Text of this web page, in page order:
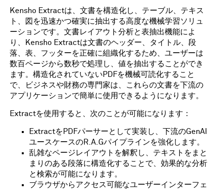
Kensho Extractは、文書を構造化し、テーブル、テキス
ト、図を迅速かつ確実に抽出する高度な機械学習ソリュ
ーションです。文書レイアウト分析と表抽出機能によ
り、Kensho Extractは文書のヘッダー、タイトル、段
落、表、フッターを正確に組織化するため、ユーザーは
数百ページから数秒で処理し、値を抽出することができ
ます。構造化されていないPDFを機械可読化すること
で、ビジネスや財務の専門家は、これらの文書を下流の
アプリケーションで簡単に使用できるようになります。
Extractを使用すると、次のことが可能になります：
ExtractをPDFパーサーとして実装し、下流のGenAI
ユースケースのR.A.Gパイプラインを強化します。
乱雑なページレイアウトを解釈し、テキストをまと
まりのある段落に構造化することで、効果的な分析
と検索が可能になります。
ブラウザからアクセス可能なユーザーインターフェ